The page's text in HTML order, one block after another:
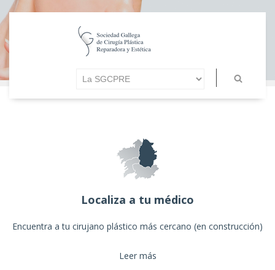
Localiza a tu médico
Encuentra a tu cirujano plástico más cercano (en construcción)
Leer más